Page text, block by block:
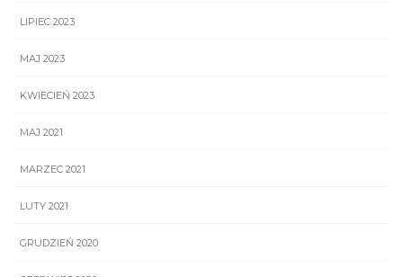
LIPIEC 2023
MAJ 2023
KWIECIEŃ 2023
MAJ 2021
MARZEC 2021
LUTY 2021
GRUDZIEŃ 2020